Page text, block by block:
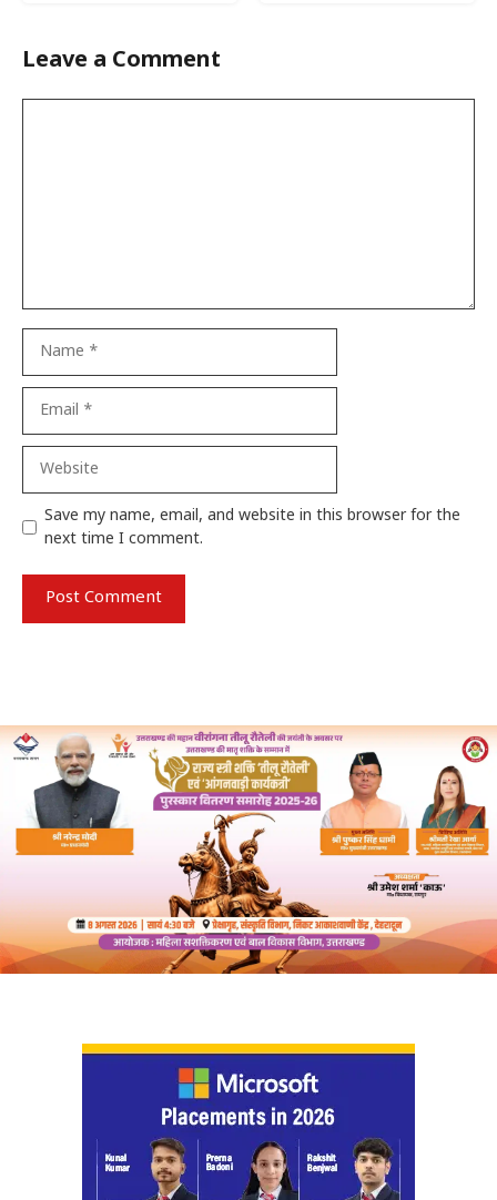
Leave a Comment
Save my name, email, and website in this browser for the
next time I comment.